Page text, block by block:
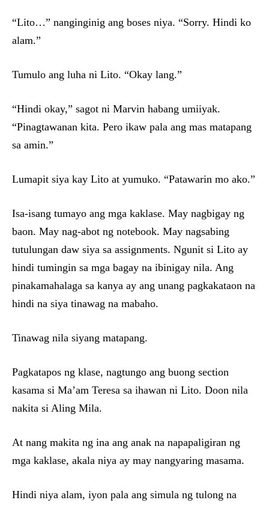
“Lito…” nanginginig ang boses niya. “Sorry. Hindi ko
alam.”
Tumulo ang luha ni Lito. “Okay lang.”
“Hindi okay,” sagot ni Marvin habang umiiyak.
“Pinagtawanan kita. Pero ikaw pala ang mas matapang
sa amin.”
Lumapit siya kay Lito at yumuko. “Patawarin mo ako.”
Isa-isang tumayo ang mga kaklase. May nagbigay ng
baon. May nag-abot ng notebook. May nagsabing
tutulungan daw siya sa assignments. Ngunit si Lito ay
hindi tumingin sa mga bagay na ibinigay nila. Ang
pinakamahalaga sa kanya ay ang unang pagkakataon na
hindi na siya tinawag na mabaho.
Tinawag nila siyang matapang.
Pagkatapos ng klase, nagtungo ang buong section
kasama si Ma’am Teresa sa ihawan ni Lito. Doon nila
nakita si Aling Mila.
At nang makita ng ina ang anak na napapaligiran ng
mga kaklase, akala niya ay may nangyaring masama.
Hindi niya alam, iyon pala ang simula ng tulong na